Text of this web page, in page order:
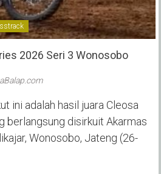
2026 Seri 3 Wonosobo
ini adalah hasil juara Cleosa
berlangsung disirkuit Akarmas
Wonosobo, Jateng (26-